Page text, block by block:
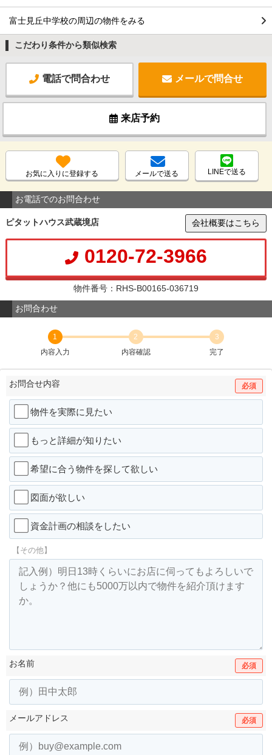
富士見丘中学校の周辺の物件をみる
こだわり条件から類似検索
電話で問合わせ メールで問合せ
来店予約
お気に入りに登録する メールで送る LINEで送る
お電話でのお問合わせ
ピタットハウス武蔵境店 会社概要はこちら
0120-72-3966
物件番号：RHS-B00165-036719
お問合わせ
1
内容入力
2
内容確認
3
完了
お問合せ内容 必須
物件を実際に見たい
もっと詳細が知りたい
希望に合う物件を探して欲しい
図面が欲しい
資金計画の相談をしたい
【その他】
お名前 必須
メールアドレス 必須